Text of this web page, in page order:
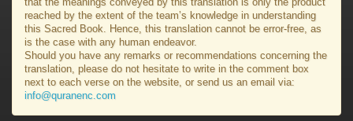
that the meanings conveyed by this translation is only the product
reached by the extent of the team’s knowledge in understanding
this Sacred Book. Hence, this translation cannot be error-free, as
is the case with any human endeavor.
Should you have any remarks or recommendations concerning the
translation, please do not hesitate to write in the comment box
next to each verse on the website, or send us an email via:
info@quranenc.com